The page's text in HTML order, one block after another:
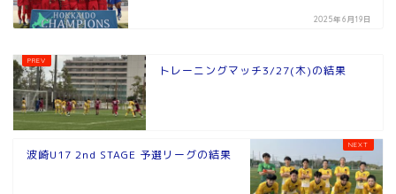
2025年6月19日
トレーニングマッチ3/27(木)の結果
波崎U17 2nd STAGE 予選リーグの結果